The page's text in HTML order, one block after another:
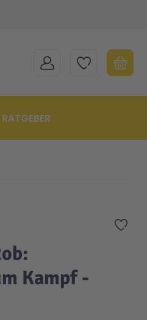
MEIN KONTOMEINE WUNSCHLISTE
RATGEBER
Zur
Kampf -